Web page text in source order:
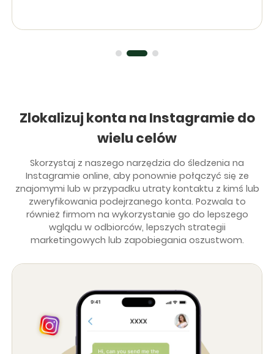
Zlokalizuj konta na Instagramie do
wielu celów
Skorzystaj z naszego narzędzia do śledzenia na
Instagramie online, aby ponownie połączyć się ze
znajomymi lub w przypadku utraty kontaktu z kimś lub
zweryfikowania podejrzanego konta. Pozwala to
również firmom na wykorzystanie go do lepszego
wglądu w odbiorców, lepszych strategii
marketingowych lub zapobiegania oszustwom.